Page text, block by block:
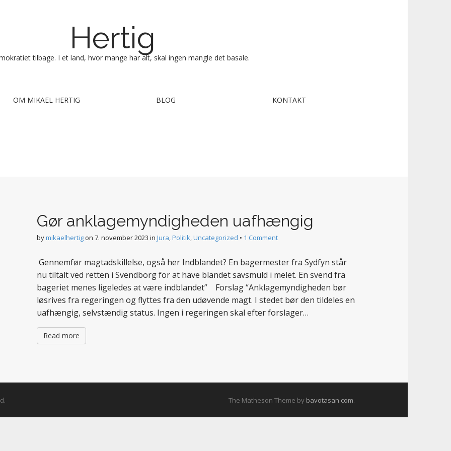
Hertig
tilbage. I et land, hvor mange har alt, skal ingen mangle det basale.
OM MIKAEL HERTIG BLOG KONTAKT
Gør anklagemyndigheden uafhængig
bymikaelhertigon 7. november 2023 in Jura,Politik,Uncategorized • 1 Comment
Gennemfør magtadskillelse, også her Indblandet? En bagermester fra Sydfyn står
nu tiltalt ved retten i Svendborg for at have blandet savsmuld i melet. En svend fra
bageriet menes ligeledes at være indblandet” Forslag “Anklagemyndigheden bør
løsrives fra regeringen og flyttes fra den udøvende magt. I stedet bør den tildeles en
uafhængig, selvstændig status. Ingen i regeringen skal efter forslager…
Read more
The Matheson Theme by bavotasan.com.